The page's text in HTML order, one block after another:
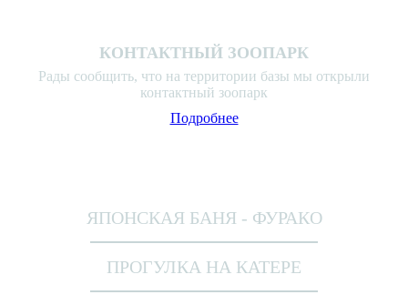
ЯПОНСКАЯ БАНЯ - ФУРАКО
ПРОГУЛКА НА КАТЕРЕ
КОНТАКТНЫЙ ЗООПАРК
Рады сообщить, что на территории базы мы открыли
контактный зоопарк
Подробнее